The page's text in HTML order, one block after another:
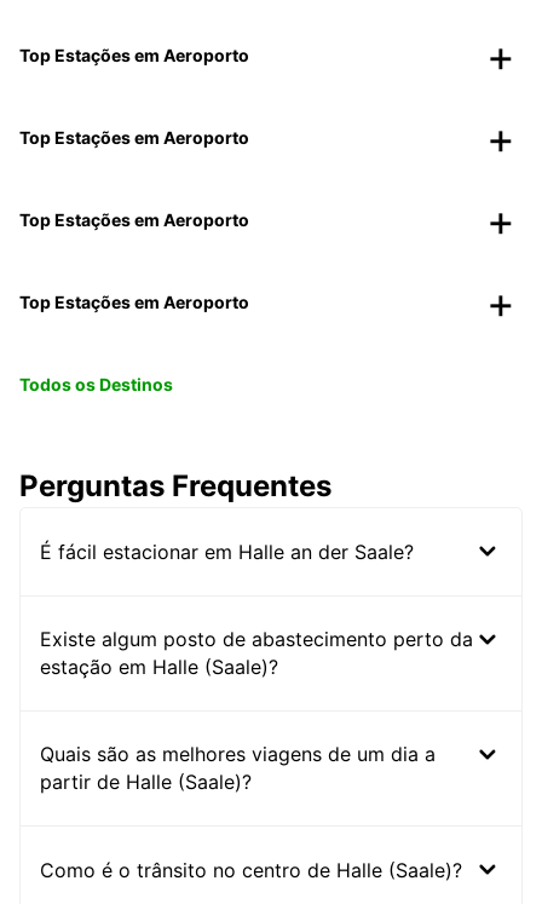
Top Estações em Aeroporto
Top Estações em Aeroporto
Top Estações em Aeroporto
Top Estações em Aeroporto
Todos os Destinos
Perguntas Frequentes
É fácil estacionar em Halle an der Saale?
Existe algum posto de abastecimento perto da
estação em Halle (Saale)?
Quais são as melhores viagens de um dia a
partir de Halle (Saale)?
Como é o trânsito no centro de Halle (Saale)?